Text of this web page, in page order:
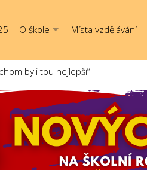
O škole Místa vzdělávání
byli tou nejlepší“